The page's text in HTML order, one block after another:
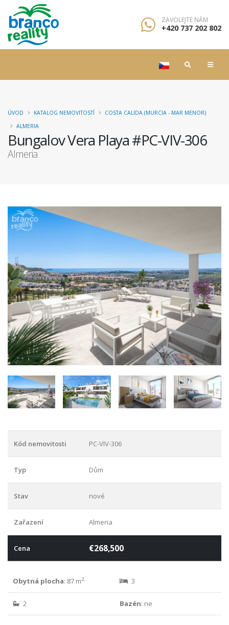
ZAVOLEJTE NÁM
+420 737 202 802
Bungalov Vera Playa #PC-VIV-306
Almeria
ÚVOD KATALOG NEMOVITOSTÍ
COSTA CALIDA (MURCIA - MAR MENOR)
ALMERIA
Kód nemovitosti PC-VIV-306
Typ Dům
Stav nové
Zařazení Almeria
Cena €268,500
Obytná plocha: 87 m2 3
2 Bazén: ne